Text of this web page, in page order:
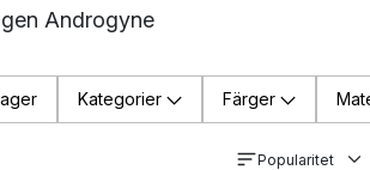
Androgyne
Kategorier Färger
Popularitet